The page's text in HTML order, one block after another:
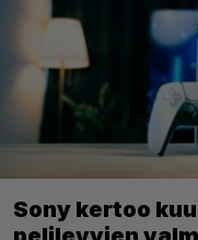
Sony kertoo